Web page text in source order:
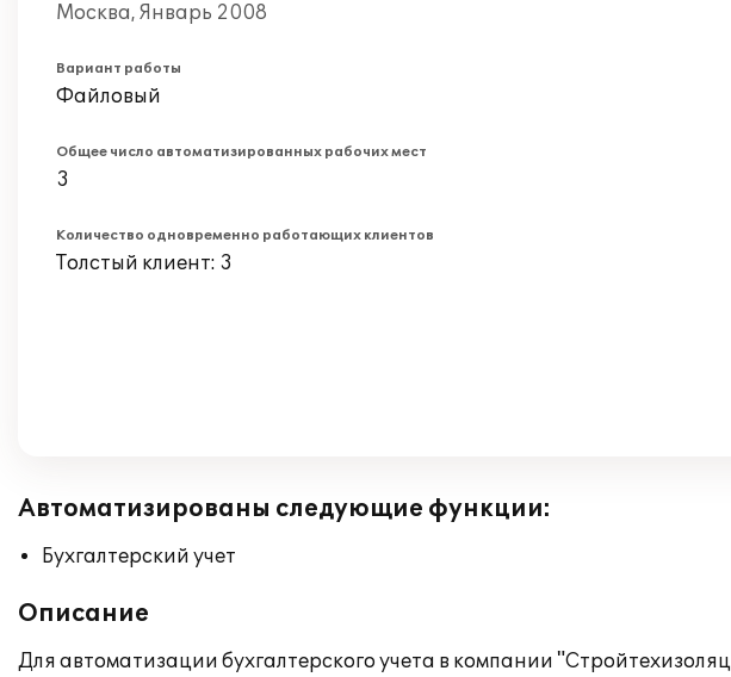
Москва, Январь 2008
Вариант работы
Файловый
Общее число автоматизированных рабочих мест
3
Количество одновременно работающих клиентов
Толстый клиент: 3
Автоматизированы следующие функции:
Бухгалтерский учет
Описание
Для автоматизации бухгалтерского учета в компании